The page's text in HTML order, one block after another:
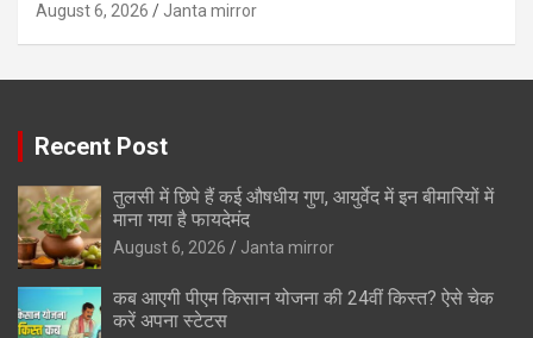
August 6, 2026 Janta mirror
Recent Post
तुलसी में छिपे हैं कई औषधीय गुण, आयुर्वेद में इन बीमारियों में
माना गया है फायदेमंद
August 6, 2026 Janta mirror
कब आएगी पीएम किसान योजना की 24वीं किस्त? ऐसे चेक
करें अपना स्टेटस